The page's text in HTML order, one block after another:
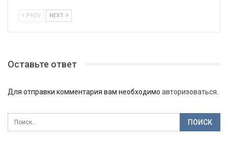
PREV NEXT
Оставьте ответ
Для отправки комментария вам необходимо авторизоваться